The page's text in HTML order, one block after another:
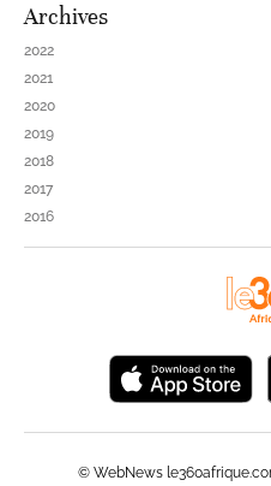
Archives
2022
2021
2020
2019
2018
2017
2016
© WebNews